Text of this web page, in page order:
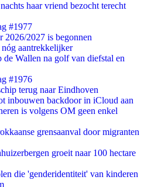
haar vriend bezocht terecht
#1977
2026/2027 is begonnen
aantrekkelijker
Wallen na golf van diefstal en
#1976
terug naar Eindhoven
inbouwen backdoor in iCloud aan
is volgens OM geen enkel
grensaanval door migranten
groeit naar 100 hectare
die 'genderidentiteit' van kinderen